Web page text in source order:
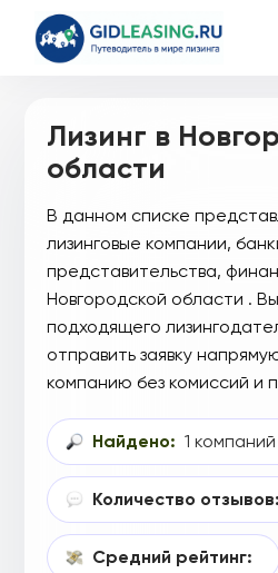
Лизинг в
области
В данном списке
лизинговые компании,
представительства,
Новгородской области .
подходящего
отправить заявку
компанию без комиссий и
Найдено: 1 компаний
Количество отзывов:
Средний рейтинг: